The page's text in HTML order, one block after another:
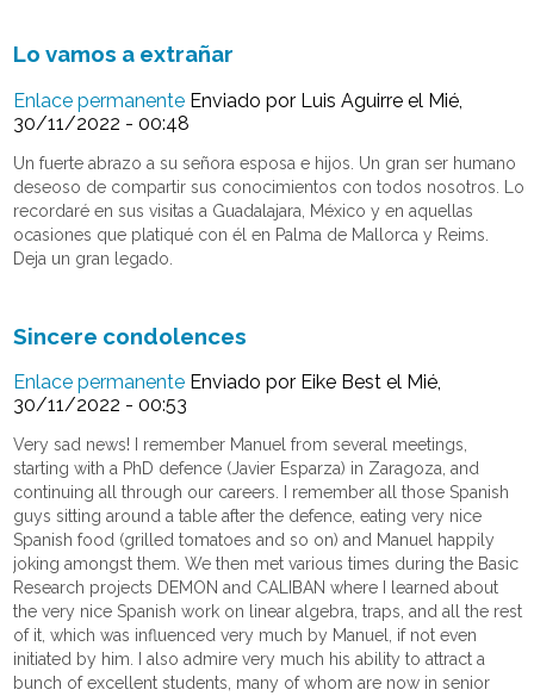
Lo vamos a extrañar
Enlace permanente Enviado por Luis Aguirre el Mié,
30/11/2022 - 00:48
Un fuerte abrazo a su señora esposa e hijos. Un gran ser humano
deseoso de compartir sus conocimientos con todos nosotros. Lo
recordaré en sus visitas a Guadalajara, México y en aquellas
ocasiones que platiqué con él en Palma de Mallorca y Reims.
Deja un gran legado.
Sincere condolences
Enlace permanente Enviado por Eike Best el Mié,
30/11/2022 - 00:53
Very sad news! I remember Manuel from several meetings,
starting with a PhD defence (Javier Esparza) in Zaragoza, and
continuing all through our careers. I remember all those Spanish
guys sitting around a table after the defence, eating very nice
Spanish food (grilled tomatoes and so on) and Manuel happily
joking amongst them. We then met various times during the Basic
Research projects DEMON and CALIBAN where I learned about
the very nice Spanish work on linear algebra, traps, and all the rest
of it, which was influenced very much by Manuel, if not even
initiated by him. I also admire very much his ability to attract a
bunch of excellent students, many of whom are now in senior